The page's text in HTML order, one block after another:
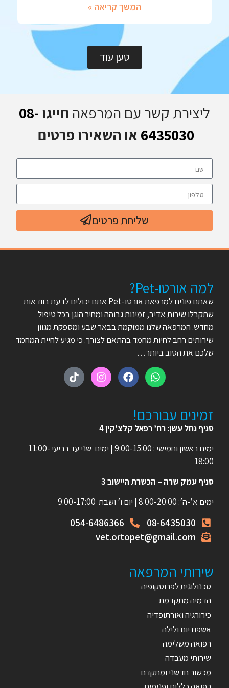
המשך קריאה »
טען עוד
ליצירת קשר עם המרפאה חייגו 08-
6435030 או השאירו פרטים
שליחת פרטים
למה אורטו-Pet?
שאתם פונים למרפאת אורטו-Pet אתם יכולים לדעת בוודאות
שתקבלו שירות אדיב, זמינות גבוהה ומחיר הוגן בכל טיפול
מחדש. המרפאה שלנו ממוקמת בבאר שבע ומספקת מגוון
שירותים רחב לחיות מחמד בהתאם לצורך. כי מגיע לחיית המחמד
שלכם את הטוב ביותר…
זמינים עבורכם!
סניף נחל עשן: רח’ רפאל קלצ’קין 4
ימים ראשון וחמישי : 9:00-15:00 | ימים שני עד רביעי 11:00-
18:00
סניף עמק שרה – הכשרת היישוב 3
ימים א’-ה’: 8:00-20:00 | יום ו’ ושבת 9:00-17:00
08-6435030
054-6486366
vet.ortopet@gmail.com
שירותי המרפאה
טכנולוגית לפרוסקופיה
הדמיה מתקדמת
כירורגיה ואורתופדיה
אשפוז יום ולילה
רפואה משלימה
שירותי מעבדה
מכשור חדשני ומתקדם